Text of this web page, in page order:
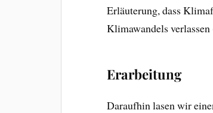
Erläuterung, dass
Klimawandels verlassen
Erarbeitung
Daraufhin lasen wir